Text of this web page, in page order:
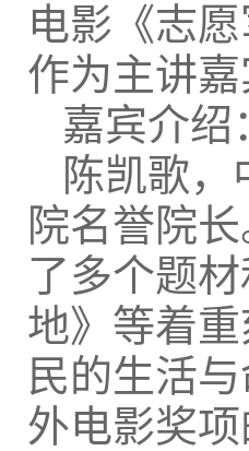
电影《志
作为主讲
嘉宾介绍
陈凯歌
院名誉院
了多个题
地》等着
民的生活
外电影奖